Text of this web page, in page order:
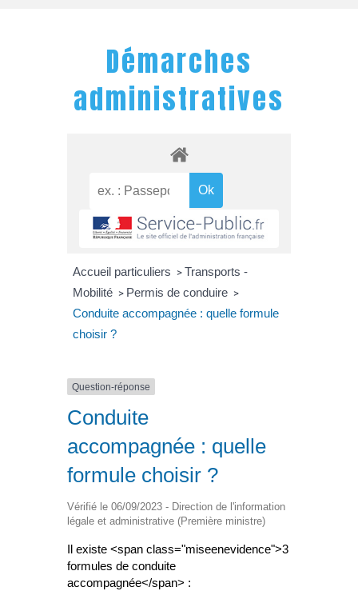
Démarches
administratives
Accueil particuliers > Transports -
Mobilité > Permis de conduire >
Conduite accompagnée : quelle formule
choisir ?
Question-réponse
Conduite
accompagnée : quelle
formule choisir ?
Vérifié le 06/09/2023 - Direction de l'information
légale et administrative (Première ministre)
Il existe <span class="miseenevidence">3
formules de conduite
accompagnée</span> :